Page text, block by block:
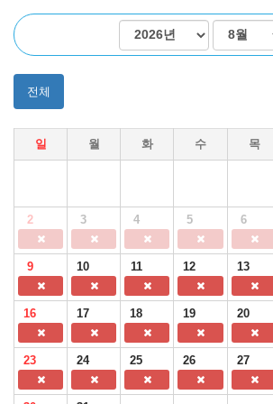
전체
일 월 화 수 목
2 3 4 5 6
9 10 11 12 13
16 17 18 19 20
23 24 25 26 27